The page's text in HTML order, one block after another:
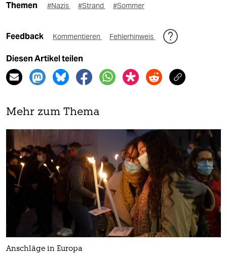
Themen #Nazis #Strand #Sommer
Feedback Kommentieren Fehlerhinweis
Diesen Artikel teilen
Mehr zum Thema
Anschläge in Europa